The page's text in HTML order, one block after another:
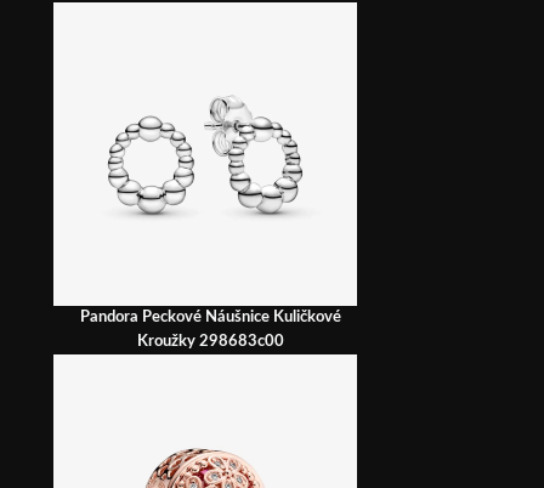
Pandora Peckové Náušnice Kuličkové
Kroužky 298683c00